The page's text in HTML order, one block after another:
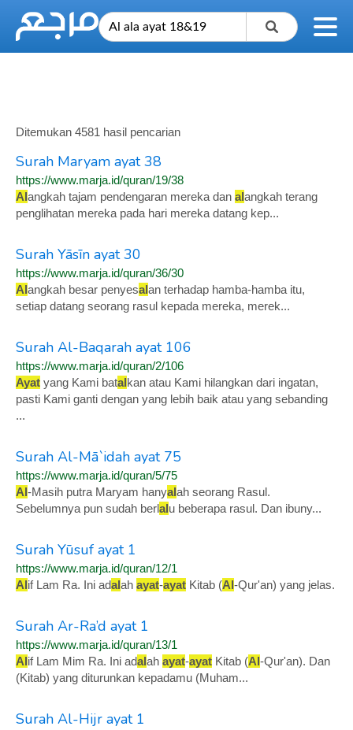
Ditemukan 4581 hasil pencarian
Surah Maryam ayat 38
https://www.marja.id/quran/19/38
Alangkah tajam pendengaran mereka dan alangkah terang
penglihatan mereka pada hari mereka datang kep...
Surah Yāsīn ayat 30
https://www.marja.id/quran/36/30
Alangkah besar penyesalan terhadap hamba-hamba itu,
setiap datang seorang rasul kepada mereka, merek...
Surah Al-Baqarah ayat 106
https://www.marja.id/quran/2/106
Ayat yang Kami batalkan atau Kami hilangkan dari ingatan,
pasti Kami ganti dengan yang lebih baik atau yang sebanding
...
Surah Al-Mā`idah ayat 75
https://www.marja.id/quran/5/75
Al-Masih putra Maryam hanyalah seorang Rasul.
Sebelumnya pun sudah berlalu beberapa rasul. Dan ibuny...
Surah Yūsuf ayat 1
https://www.marja.id/quran/12/1
Alif Lam Ra. Ini adalah ayat-ayat Kitab (Al-Qur'an) yang jelas.
Surah Ar-Ra’d ayat 1
https://www.marja.id/quran/13/1
Alif Lam Mim Ra. Ini adalah ayat-ayat Kitab (Al-Qur'an). Dan
(Kitab) yang diturunkan kepadamu (Muham...
Surah Al-Hijr ayat 1